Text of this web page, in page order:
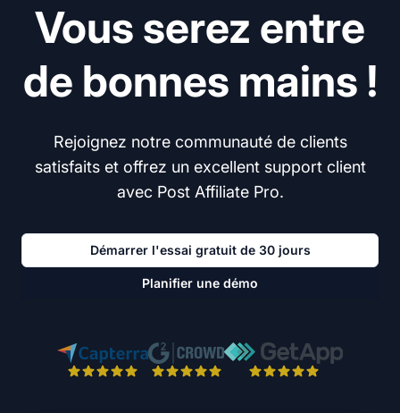
Vous serez entre
de bonnes mains !
Rejoignez notre communauté de clients
satisfaits et offrez un excellent support client
avec Post Affiliate Pro.
Démarrer l'essai gratuit de 30 jours
Planifier une démo